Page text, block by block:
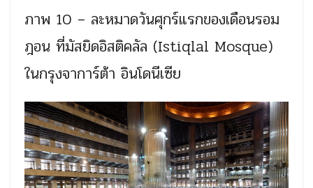
ภาพ 10 – ละหมาดวันศุกร์แรกของเดือนรอม
ฎอน ที่มัสยิดอิสติคลัล (Istiqlal Mosque)
ในกรุงจาการ์ต้า อินโดนีเซีย